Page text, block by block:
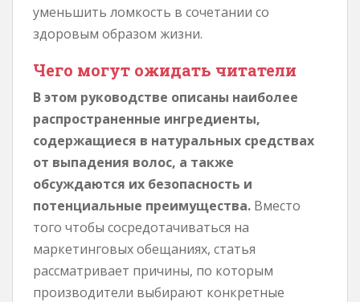
уменьшить ломкость в сочетании со
здоровым образом жизни.
Чего могут ожидать читатели
В этом руководстве описаны наиболее
распространенные ингредиенты,
содержащиеся в натуральных средствах
от выпадения волос, а также
обсуждаются их безопасность и
потенциальные преимущества. Вместо
того чтобы сосредотачиваться на
маркетинговых обещаниях, статья
рассматривает причины, по которым
производители выбирают конкретные